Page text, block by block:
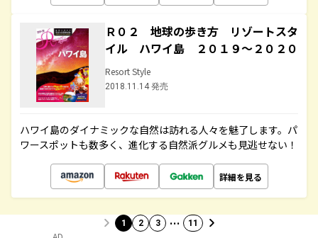
Ｒ０２ 地球の歩き方 リゾートスタ
イル ハワイ島 ２０１９～２０２０
Resort Style
2018.11.14 発売
ハワイ島のダイナミックな自然は訪れる人々を魅了します。パ
ワースポットも数多く、進化する自然派グルメも見逃せない！
詳細を見る
1 2 3 … 11